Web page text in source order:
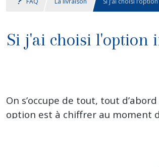
Si j'ai choisi l'option
On s’occupe de tout, tout
option est à chiffrer au moment